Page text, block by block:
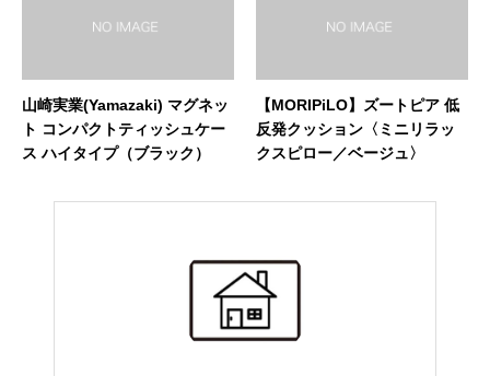
山崎実業(Yamazaki) マグネッ
ト コンパクトティッシュケー
ス ハイタイプ（ブラック）
【MORIPiLO】ズートピア 低
反発クッション〈ミニリラッ
クスピロー／ベージュ〉